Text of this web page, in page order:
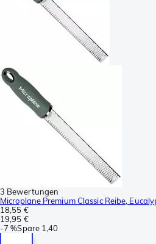
3 Bewertungen
Microplane Premium Classic Reibe,
18,55 €
19,95 €
-7 %Spare 1,40